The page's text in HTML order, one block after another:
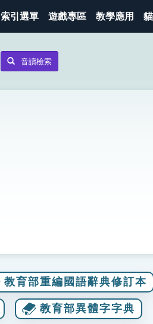
索引選單 遊戲專區 教學應用
音讀檢索
教育部重編國語辭典修訂本
教育部異體字字典